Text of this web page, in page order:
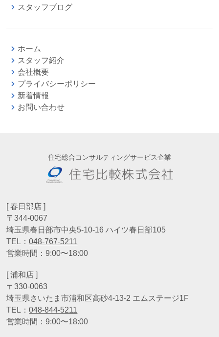
スタッフブログ
ホーム
スタッフ紹介
会社概要
プライバシーポリシー
新着情報
お問い合わせ
住宅総合コンサルティングサービス企業
[ 春日部店 ]
〒344-0067
埼玉県春日部市中央5-10-16 ハイツ春日部105
TEL：048-767-5211
営業時間：9:00〜18:00
[ 浦和店 ]
〒330-0063
埼玉県さいたま市浦和区高砂4-13-2 エムステージ1F
TEL：048-844-5211
営業時間：9:00〜18:00